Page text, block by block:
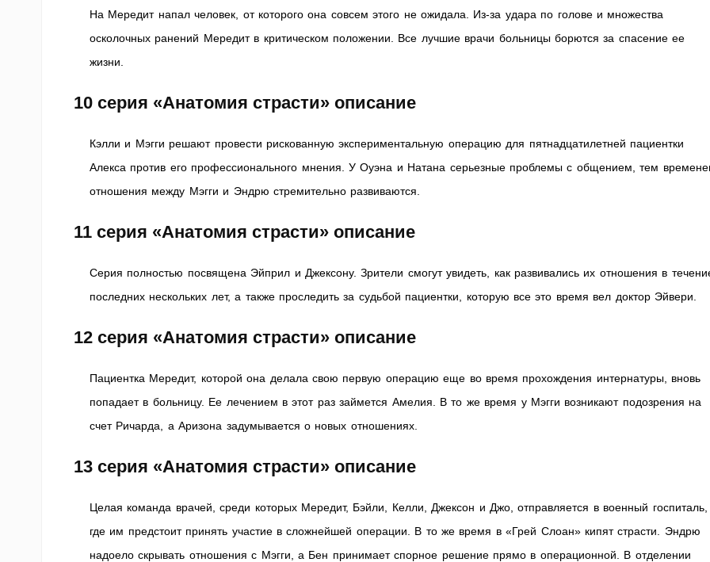
На Мередит напал человек, от которого она совсем этого не ожидала. Из-за удара по голове и множества
осколочных ранений Мередит в критическом положении. Все лучшие врачи больницы борются за спасение ее
жизни.
10 серия «Анатомия страсти» описание
Кэлли и Мэгги решают провести рискованную экспериментальную операцию для пятнадцатилетней пациентки
Алекса против его профессионального мнения. У Оуэна и Натана серьезные проблемы с общением, тем
отношения между Мэгги и Эндрю стремительно развиваются.
11 серия «Анатомия страсти» описание
Серия полностью посвящена Эйприл и Джексону. Зрители смогут увидеть, как развивались их отношения в
последних нескольких лет, а также проследить за судьбой пациентки, которую все это время вел доктор Эйвери.
12 серия «Анатомия страсти» описание
Пациентка Мередит, которой она делала свою первую операцию еще во время прохождения интернатуры, вновь
попадает в больницу. Ее лечением в этот раз займется Амелия. В то же время у Мэгги возникают подозрения на
счет Ричарда, а Аризона задумывается о новых отношениях.
13 серия «Анатомия страсти» описание
Целая команда врачей, среди которых Мередит, Бэйли, Келли, Джексон и Джо, отправляется в военный госпиталь,
где им предстоит принять участие в сложнейшей операции. В то же время в «Грей Слоан» кипят страсти. Эндрю
надоело скрывать отношения с Мэгги, а Бен принимает спорное решение прямо в операционной. В отделении